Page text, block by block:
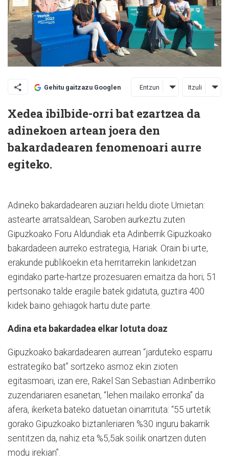
Gehitu gaitzazu Googlen Entzun Itzuli
Xedea ibilbide-orri bat ezartzea da
adinekoen artean joera den
bakardadearen fenomenoari aurre
egiteko.
Adineko bakardadearen auziari heldu diote Urnietan:
astearte arratsaldean, Saroben aurkeztu zuten
Gipuzkoako Foru Aldundiak eta Adinberrik Gipuzkoako
bakardadeen aurreko estrategia, Hariak. Orain bi urte,
erakunde publikoekin eta herritarrekin lankidetzan
egindako parte-hartze prozesuaren emaitza da hori; 51
pertsonako talde eragile batek gidatuta, guztira 400
kidek baino gehiagok hartu dute parte.
Adina eta bakardadea elkar lotuta doaz
Gipuzkoako bakardadearen aurrean “jarduteko esparru
estrategiko bat” sortzeko asmoz ekin zioten
egitasmoari, izan ere, Rakel San Sebastian Adinberriko
zuzendariaren esanetan, “lehen mailako erronka” da
afera, ikerketa bateko datuetan oinarrituta: “55 urtetik
gorako Gipuzkoako biztanleriaren %30 inguru bakarrik
sentitzen da, nahiz eta %5,5ak soilik onartzen duten
modu irekian”.